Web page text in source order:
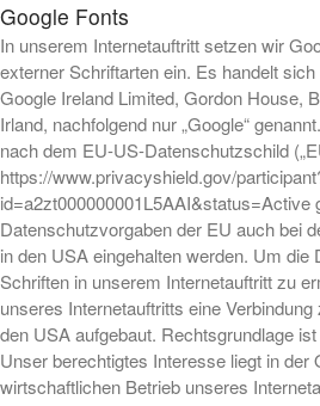
Google Fonts
In unserem Internetauftritt setzen wir
externer Schriftarten ein. Es handelt
Google Ireland Limited, Gordon House,
Irland, nachfolgend nur „Google“
nach dem EU-US-Datenschutzschild
https://www.privacyshield.gov/
id=a2zt000000001L5AAI&status=Active
Datenschutzvorgaben der EU auch bei
in den USA eingehalten werden. Um die
Schriften in unserem Internetauftritt zu
unseres Internetauftritts eine
den USA aufgebaut. Rechtsgrundlage
Unser berechtigtes Interesse liegt in der
wirtschaftlichen Betrieb unseres